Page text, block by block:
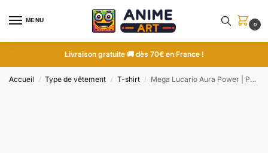
MENU
0
Livraison gratuite 🚚 dès 70€ en France !
Accueil / Type de vêtement / T-shirt / Mega Lucario Aura Power | Pokemon | T-shirt brodé